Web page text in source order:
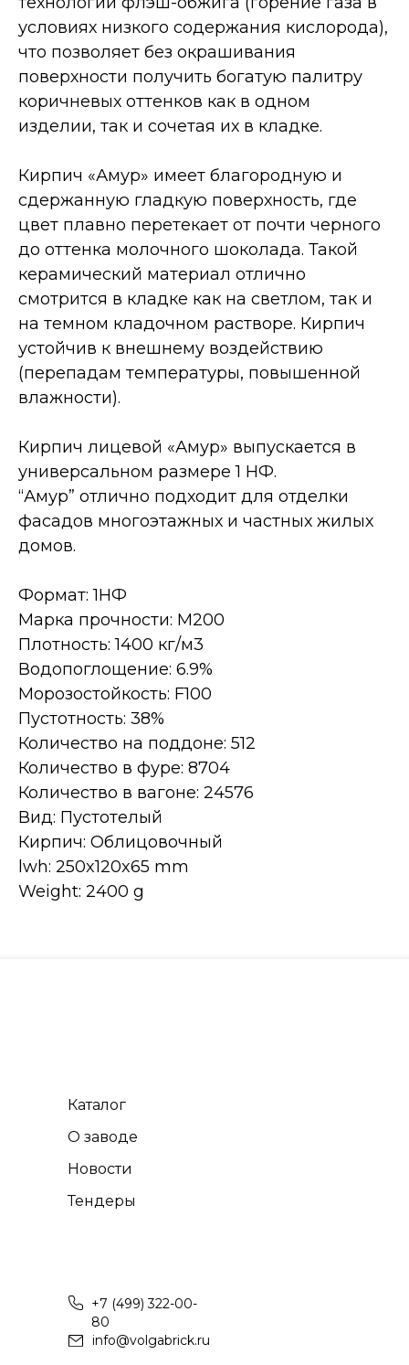
условиях низкого содержания кислорода),
что позволяет без окрашивания
поверхности получить богатую палитру
коричневых оттенков как в одном
изделии, так и сочетая их в кладке.
Кирпич «Амур» имеет благородную и
сдержанную гладкую поверхность, где
цвет плавно перетекает от почти черного
до оттенка молочного шоколада. Такой
керамический материал отлично
смотрится в кладке как на светлом, так и
на темном кладочном растворе. Кирпич
устойчив к внешнему воздействию
(перепадам температуры, повышенной
влажности).
Кирпич лицевой «Амур» выпускается в
универсальном размере 1 НФ.
“Амур” отлично подходит для отделки
фасадов многоэтажных и частных жилых
домов.
Формат: 1НФ
Марка прочности: М200
Плотность: 1400 кг/м3
Водопоглощение: 6.9%
Морозостойкость: F100
Пустотность: 38%
Количество на поддоне: 512
Количество в фуре: 8704
Количество в вагоне: 24576
Вид: Пустотелый
Кирпич: Облицовочный
lwh: 250x120x65 mm
Weight: 2400 g
+7 (499) 322-00-
80
info@volgabrick.ru
Каталог
Тендеры
О заводе
Новости